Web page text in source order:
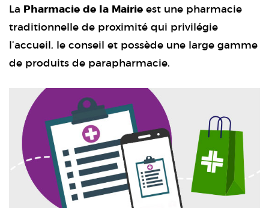
La
Pharmacie de la Mairie est une pharmacie
traditionnelle de proximité qui privilégie
l’accueil, le conseil et possède une large gamme
de produits de parapharmacie.